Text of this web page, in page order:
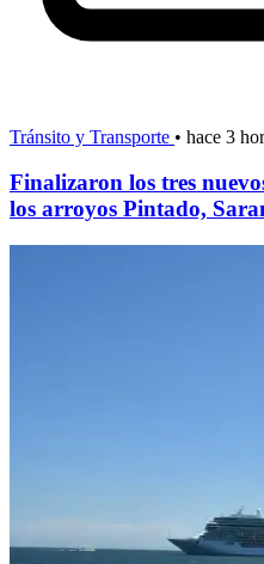
Tránsito y Transporte • hace 3
Finalizaron los tres
los arroyos Pintado,